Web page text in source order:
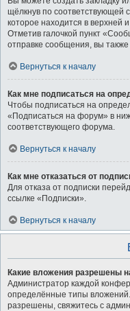
щёлкнув по соответствующей
которое находится в верхней
Отметив галочкой пункт
отправке сообщения, вы
Вернуться к началу
Как мне подписаться на
Чтобы подписаться на
«Подписаться на форум» в
соответствующего форума.
Вернуться к началу
Как мне отказаться от
Для отказа от подписки
ссылке «Подписки».
Вернуться к началу
Какие вложения разрешены
Администратор каждой
определённые типы
разрешены, свяжитесь с